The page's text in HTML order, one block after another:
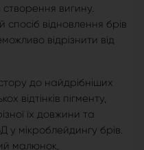
вигину.
відновлення брів
відрізнити від
до найдрібніших
відтінків пігменту,
їх довжини та
у мікроблейдингу брів.
малюнок,